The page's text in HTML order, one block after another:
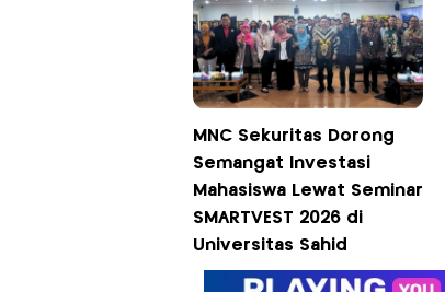
MNC Sekuritas Dorong
Semangat Investasi
Mahasiswa Lewat Seminar
SMARTVEST 2026 di
Universitas Sahid